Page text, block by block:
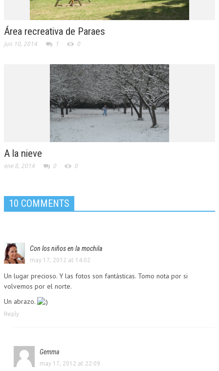
Área recreativa de Paraes
jun 10, 2014 1 0
A la nieve
ene 8, 2014 0 0
10 COMMENTS
Con los niños en la mochila
may 17, 2012 at 14:02
Un lugar precioso. Y las fotos son fantásticas. Tomo nota por si
volvemos por el norte.
Un abrazo.
Reply
Gemma
may 17, 2012 at 22:09